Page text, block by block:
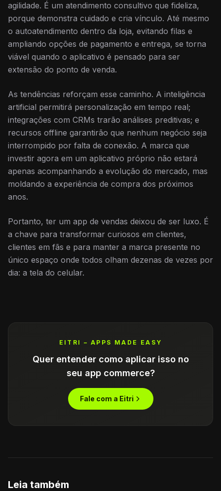
agilidade. É um atendimento consultivo que fideliza,
porque demonstra cuidado e cria vínculo. Até mesmo
o autoatendimento dentro da loja, evitando filas e
ampliando opções de pagamento e entrega, se torna
viável quando o aplicativo é pensado para ser
extensão do ponto de venda.
As tendências reforçam esse caminho. A inteligência
artificial permitirá personalização em tempo real;
integrações com CRMs trarão análises preditivas; e
recursos offline garantirão que nenhum negócio seja
interrompido por falta de conexão. A marca que
investir agora em um aplicativo próprio não estará
apenas acompanhando a evolução do mercado, mas
moldando a experiência de compra dos próximos
anos.
Portanto, ter um app de vendas deixou de ser luxo. É
a chave para transformar curiosos em clientes,
clientes em fãs e para manter a marca presente no
único espaço onde todos olham dezenas de vezes por
dia: a tela do celular.
EITRI – APPS MADE EASY
Quer entender como aplicar isso no
seu app commerce?
Fale com a Eitri
Leia também